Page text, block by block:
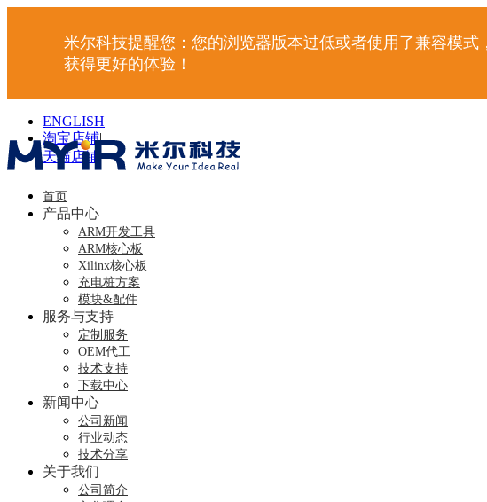
米尔科技提醒您：您的浏览器版本过低或者使用了兼容模
获得更好的体验！
ENGLISH
淘宝店铺|
天猫店铺 |
首页
产品中心
ARM开发工具
ARM核心板
Xilinx核心板
充电桩方案
模块&配件
服务与支持
定制服务
OEM代工
技术支持
下载中心
新闻中心
公司新闻
行业动态
技术分享
关于我们
公司简介